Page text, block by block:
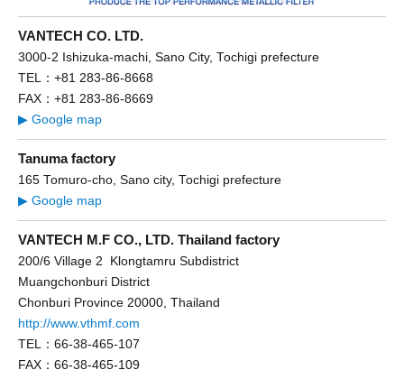
VANTECH CO. LTD.
3000-2 Ishizuka-machi, Sano City, Tochigi prefecture
TEL：+81 283-86-8668
FAX：+81 283-86-8669
▶ Google map
Tanuma factory
165 Tomuro-cho, Sano city, Tochigi prefecture
▶ Google map
VANTECH M.F CO., LTD. Thailand factory
200/6 Village 2 Klongtamru Subdistrict
Muangchonburi District
Chonburi Province 20000, Thailand
http://www.vthmf.com
TEL：66-38-465-107
FAX：66-38-465-109